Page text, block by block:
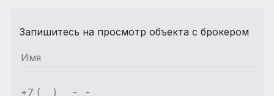
Запишитесь на просмотр объекта с брокером